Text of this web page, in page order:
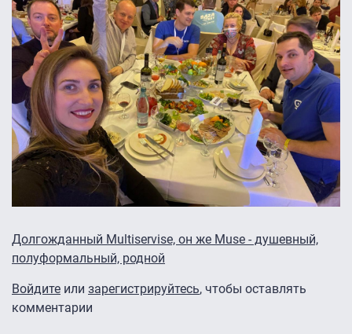
Долгожданный Multiservise, он же Muse - душевный,
полуформальный, родной
Войдите или зарегистрируйтесь, чтобы оставлять
комментарии